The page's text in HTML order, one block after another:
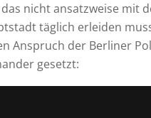
nicht ansatzweise mit
täglich erleiden
Anspruch der Berliner
gesetzt: